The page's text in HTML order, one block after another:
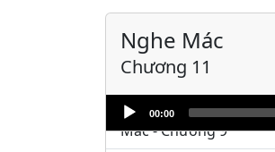
Nghe Mác
Chương 11
Audio
Player
00:00
Mác - Chương 7
Mác - Chương 8
Mác - Chương 9